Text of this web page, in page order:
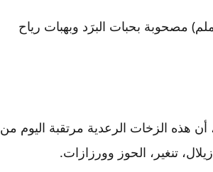
المديرية العامة للأرصاد الجوية بأن زخات رعدية (10 -25 ملم) مصحوبة بحبات البرَد وبهبات رياح
هذه الزخات الرعدية مرتقبة اليوم من
تنغير، الحوز وورزازات.